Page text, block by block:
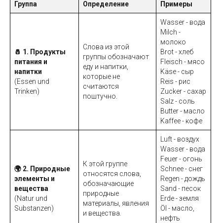
Группа
Определение Примеры
🧂 1. Продукты
питания и
напитки
(Essen und
Trinken)
Слова из этой
группы обозначают
еду и напитки,
которые не
считаются
поштучно.
Wasser - вода
Milch -
молоко
Brot - хлеб
Fleisch - мясо
Käse - сыр
Reis - рис
Zucker - сахар
Salz - соль
Butter - масло
Kaffee - кофе
🌍 2. Природные
элементы и
вещества
(Natur und
Substanzen)
К этой группе
относятся слова,
обозначающие
природные
материалы, явления
и вещества.
Luft - воздух
Wasser - вода
Feuer - огонь
Schnee - снег
Regen - дождь
Sand - песок
Erde - земля
Öl - масло,
нефть